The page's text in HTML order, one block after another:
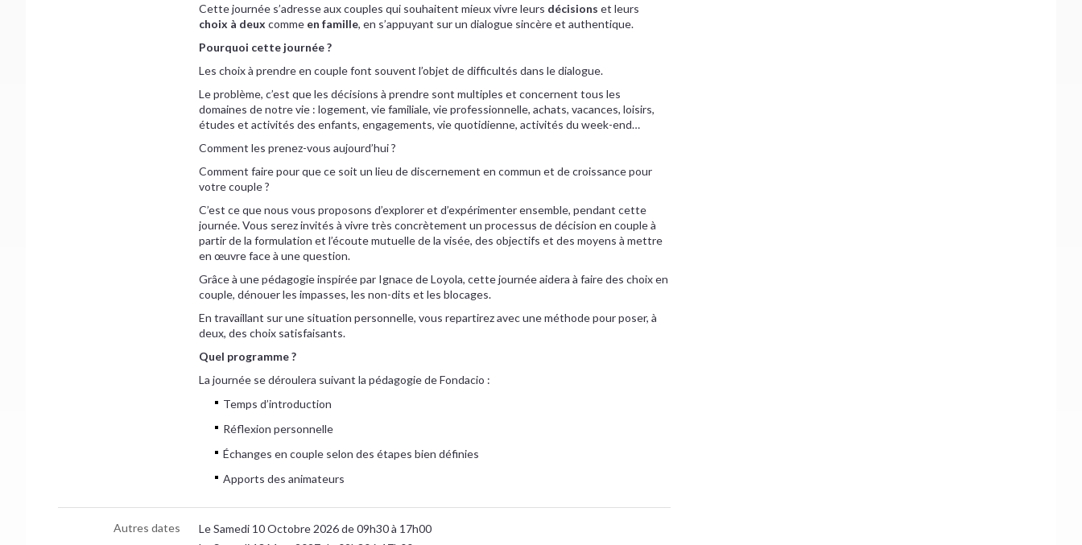
Cette journée s’adresse aux couples qui souhaitent mieux vivre leurs décisions et leurs
choix à deux comme en famille, en s’appuyant sur un dialogue sincère et authentique.
Pourquoi cette journée ?
Les choix à prendre en couple font souvent l’objet de difficultés dans le dialogue.
Le problème, c’est que les décisions à prendre sont multiples et concernent tous les
domaines de notre vie : logement, vie familiale, vie professionnelle, achats, vacances, loisirs,
études et activités des enfants, engagements, vie quotidienne, activités du week-end…
Comment les prenez-vous aujourd’hui ?
Comment faire pour que ce soit un lieu de discernement en commun et de croissance pour
votre couple ?
C’est ce que nous vous proposons d’explorer et d’expérimenter ensemble, pendant cette
journée. Vous serez invités à vivre très concrètement un processus de décision en couple à
partir de la formulation et l’écoute mutuelle de la visée, des objectifs et des moyens à mettre
en œuvre face à une question.
Grâce à une pédagogie inspirée par Ignace de Loyola, cette journée aidera à faire des choix en
couple, dénouer les impasses, les non-dits et les blocages.
En travaillant sur une situation personnelle, vous repartirez avec une méthode pour poser, à
deux, des choix satisfaisants.
Quel programme ?
La journée se déroulera suivant la pédagogie de Fondacio :
Temps d’introduction
Réflexion personnelle
Échanges en couple selon des étapes bien définies
Apports des animateurs
Autres dates
Le Samedi 10 Octobre 2026 de 09h30 à 17h00